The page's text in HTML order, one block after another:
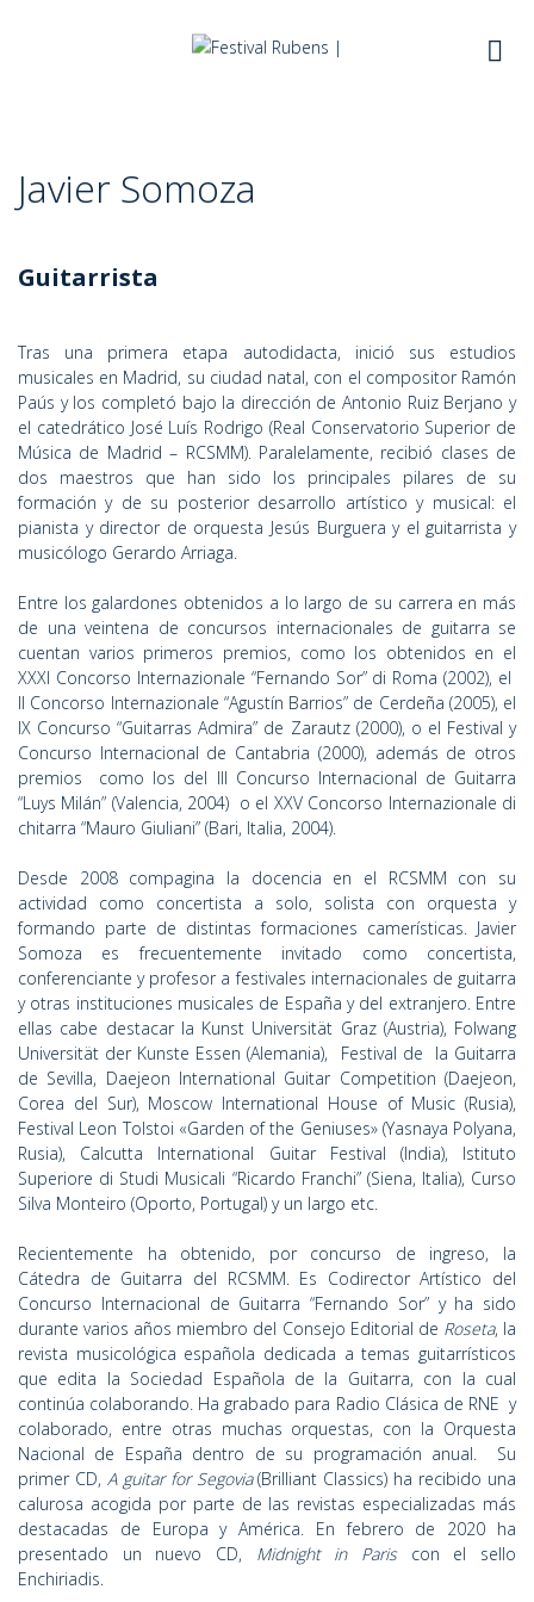
Javier Somoza
Guitarrista
Tras una primera etapa autodidacta, inició sus estudios
musicales en Madrid, su ciudad natal, con el compositor Ramón
Paús y los completó bajo la dirección de Antonio Ruiz Berjano y
el catedrático José Luís Rodrigo (Real Conservatorio Superior de
Música de Madrid – RCSMM). Paralelamente, recibió clases de
dos maestros que han sido los principales pilares de su
formación y de su posterior desarrollo artístico y musical: el
pianista y director de orquesta Jesús Burguera y el guitarrista y
musicólogo Gerardo Arriaga.
Entre los galardones obtenidos a lo largo de su carrera en más
de una veintena de concursos internacionales de guitarra se
cuentan varios primeros premios, como los obtenidos en el
XXXI Concorso Internazionale “Fernando Sor” di Roma (2002), el
II Concorso Internazionale “Agustín Barrios” de Cerdeña (2005), el
IX Concurso “Guitarras Admira” de Zarautz (2000), o el Festival y
Concurso Internacional de Cantabria (2000), además de otros
premios como los del III Concurso Internacional de Guitarra
“Luys Milán” (Valencia, 2004) o el XXV Concorso Internazionale di
chitarra “Mauro Giuliani” (Bari, Italia, 2004).
Desde 2008 compagina la docencia en el RCSMM con su
actividad como concertista a solo, solista con orquesta y
formando parte de distintas formaciones camerísticas. Javier
Somoza es frecuentemente invitado como concertista,
conferenciante y profesor a festivales internacionales de guitarra
y otras instituciones musicales de España y del extranjero. Entre
ellas cabe destacar la Kunst Universität Graz (Austria), Folwang
Universität der Kunste Essen (Alemania), Festival de la Guitarra
de Sevilla, Daejeon International Guitar Competition (Daejeon,
Corea del Sur), Moscow International House of Music (Rusia),
Festival Leon Tolstoi «Garden of the Geniuses» (Yasnaya Polyana,
Rusia), Calcutta International Guitar Festival (India), Istituto
Superiore di Studi Musicali “Ricardo Franchi” (Siena, Italia), Curso
Silva Monteiro (Oporto, Portugal) y un largo etc.
Recientemente ha obtenido, por concurso de ingreso, la
Cátedra de Guitarra del RCSMM. Es Codirector Artístico del
Concurso Internacional de Guitarra “Fernando Sor” y ha sido
durante varios años miembro del Consejo Editorial de Roseta, la
revista musicológica española dedicada a temas guitarrísticos
que edita la Sociedad Española de la Guitarra, con la cual
continúa colaborando. Ha grabado para Radio Clásica de RNE y
colaborado, entre otras muchas orquestas, con la Orquesta
Nacional de España dentro de su programación anual. Su
primer CD, A guitar for Segovia(Brilliant Classics) ha recibido una
calurosa acogida por parte de las revistas especializadas más
destacadas de Europa y América. En febrero de 2020 ha
presentado un nuevo CD, Midnight in Pariscon el sello
Enchiriadis.